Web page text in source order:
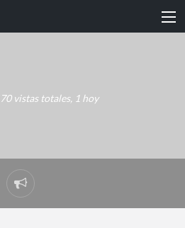
vistas totales, 1 hoy
Reportar
problema